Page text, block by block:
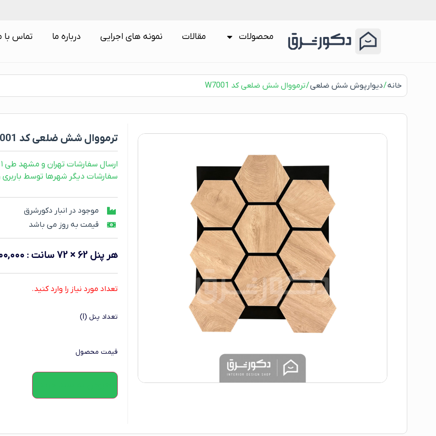
محصولات مقالات نمونه های اجرایی درباره ما تماس با
خانه/دیوارپوش شش ضلعی/ ترمووال شش ضلعی کد W7001
ترمووال شش ضلعی کد W7001
ارسال سفارشات تهران و مشهد طی ۱ روز کاری
سفارشات دیگر شهرها توسط باربری و طی ۲
موجود در انبار دکورشرق
قیمت به روز می باشد
هر پنل 62 × 72 سانت :
تعداد مورد نیاز را وارد کنید.
تعداد پنل (l)
قیمت محصول